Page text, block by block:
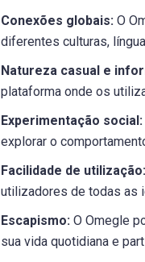
Conexões globais: O
diferentes culturas,
Natureza casual e
plataforma onde os
Experimentação social:
explorar o
Facilidade de utilização:
utilizadores de todas as
Escapismo: O Omegle
sua vida quotidiana e